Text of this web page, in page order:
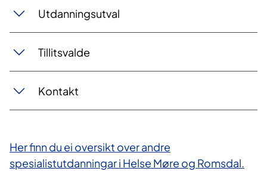
Utdanningsutval
Tillitsvalde
Kontakt
Her finn du ei oversikt over andre
spesialistutdanningar i Helse Møre og Romsdal.